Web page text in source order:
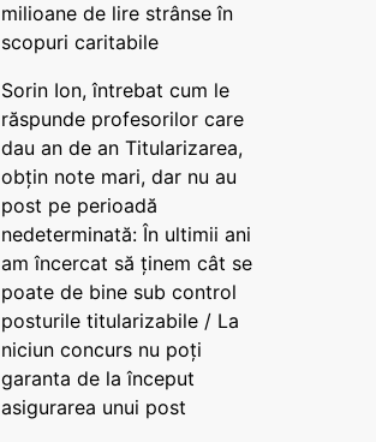
milioane de lire strânse în
scopuri caritabile
Sorin Ion, întrebat cum le
răspunde profesorilor care
dau an de an Titularizarea,
obțin note mari, dar nu au
post pe perioadă
nedeterminată: În ultimii ani
am încercat să ținem cât se
poate de bine sub control
posturile titularizabile / La
niciun concurs nu poți
garanta de la început
asigurarea unui post